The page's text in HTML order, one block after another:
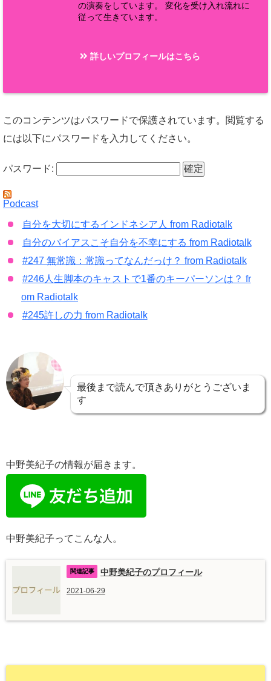
の演奏をしています。 変化を受け入れ流れに
従って生きています。
詳しいプロフィールはこちら
このコンテンツはパスワードで保護されています。閲覧する
には以下にパスワードを入力してください。
パスワード:
Podcast
自分を大切にするインドネシア人 from Radiotalk
自分のバイアスこそ自分を不幸にする from Radiotalk
#247 無常識：常識ってなんだっけ？ from Radiotalk
#246人生脚本のキャストで1番のキーパーソンは？ fr
om Radiotalk
#245許しの力 from Radiotalk
最後まで読んで頂きありがとうございま
す
中野美紀子の情報が届きます。
中野美紀子ってこんな人。
中野美紀子のプロフィール
2021-06-29